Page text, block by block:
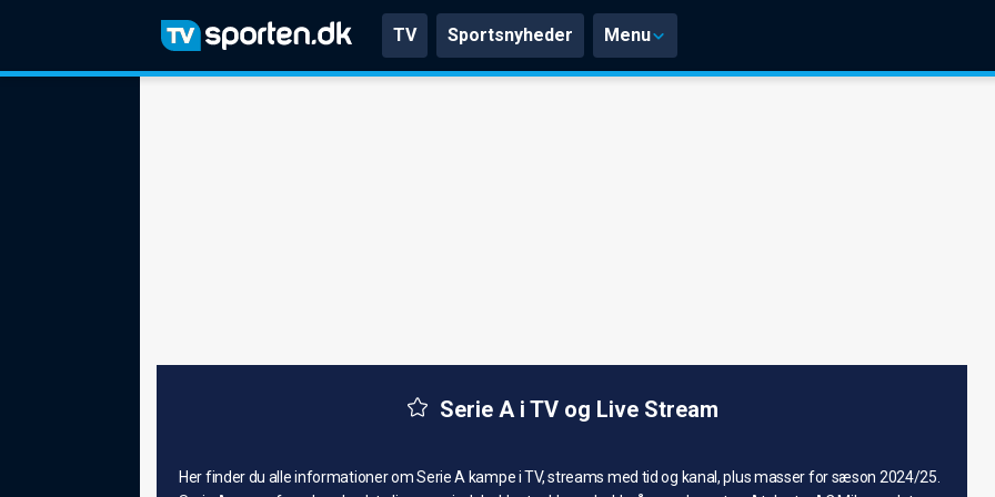
TV Sportsnyheder Menu
Serie A i TV og Live Stream
Her finder du alle informationer om Serie A kampe i TV, streams med tid og kanal, plus masser for sæson 2024/25.